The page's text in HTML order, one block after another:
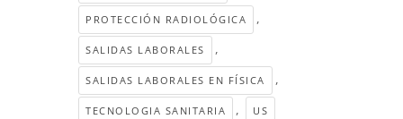
PROTECCIÓN RADIOLÓGICA ,
SALIDAS LABORALES ,
SALIDAS LABORALES EN FÍSICA ,
TECNOLOGIA SANITARIA , US